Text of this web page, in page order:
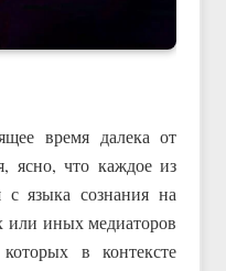
время далека от
ясно, что каждое из
с языка сознания на
или иных медиаторов
в контексте